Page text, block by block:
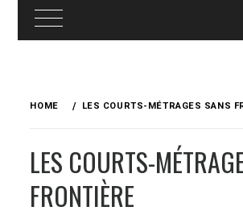
HOME LES COURTS-MÉTRAGES SANS
LES COURTS-
FRONTIÈRE